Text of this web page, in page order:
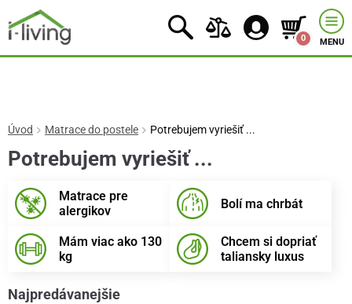
0 MENU
Úvod Matrace do postele Potrebujem vyriešiť ...
Potrebujem vyriešiť ...
Matrace pre
alergikov
Bolí ma chrbát
Mám viac ako 130
kg
Chcem si dopriať
taliansky luxus
Najpredávanejšie